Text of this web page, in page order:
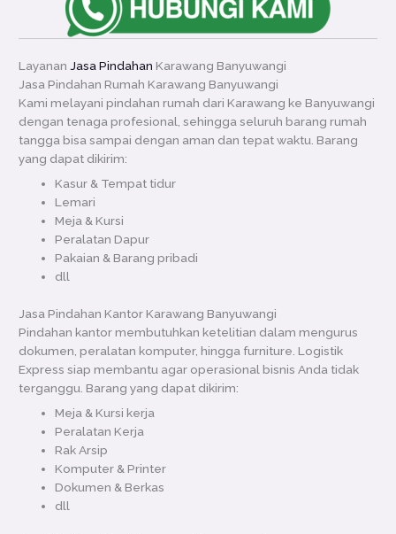
LayananJasa Pindahan Karawang Banyuwangi
Jasa Pindahan Rumah Karawang Banyuwangi
Kami melayani pindahan rumah dari Karawang ke Banyuwangi
dengan tenaga profesional, sehingga seluruh barang rumah
tangga bisa sampai dengan aman dan tepat waktu. Barang
yang dapat dikirim:
Kasur & Tempat tidur
Lemari
Meja & Kursi
Peralatan Dapur
Pakaian & Barang pribadi
dll
Jasa Pindahan Kantor Karawang Banyuwangi
Pindahan kantor membutuhkan ketelitian dalam mengurus
dokumen, peralatan komputer, hingga furniture. Logistik
Express siap membantu agar operasional bisnis Anda tidak
terganggu. Barang yang dapat dikirim:
Meja & Kursi kerja
Peralatan Kerja
Rak Arsip
Komputer & Printer
Dokumen & Berkas
dll